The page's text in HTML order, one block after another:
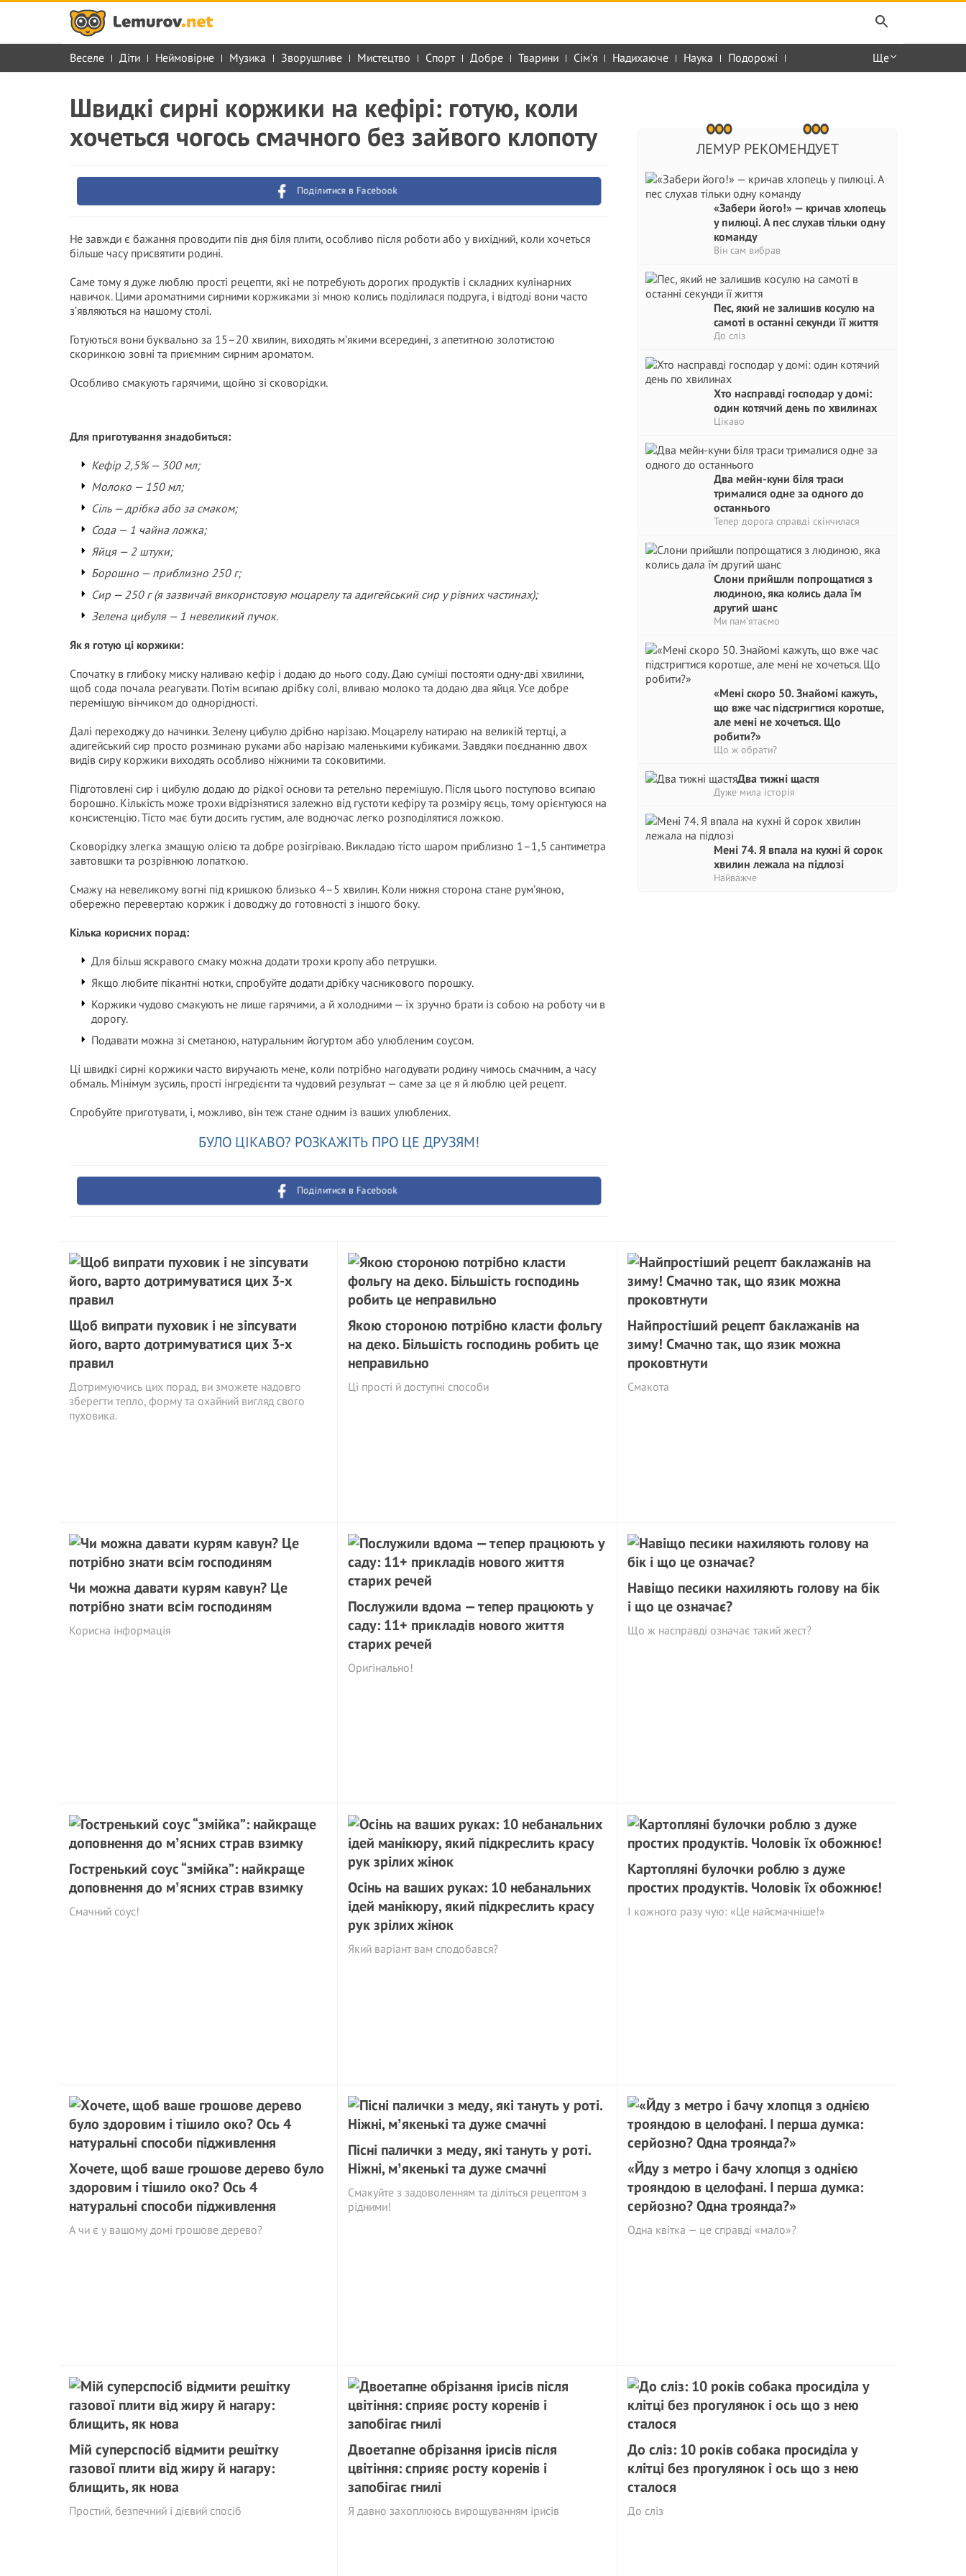
Веселе Діти Неймовірне Музика Зворушливе Мистецтво Спорт Добре Тварини Сім'я Надихаюче Наука Подорожі Ще
ЛЕМУР РЕКОМЕНДУЕТ
«Забери його!» — кричав хлопець
у пилюці. А пес слухав тільки одну
команду
Він сам вибрав
Пес, який не залишив косулю на
самоті в останні секунди її життя
До сліз
Хто насправді господар у домі:
один котячий день по хвилинах
Цікаво
Два мейн-куни біля траси
трималися одне за одного до
останнього
Тепер дорога справді скінчилася
Слони прийшли попрощатися з
людиною, яка колись дала їм
другий шанс
Ми пам’ятаємо
«Мені скоро 50. Знайомі кажуть,
що вже час підстригтися коротше,
але мені не хочеться. Що
робити?»
Що ж обрати?
Два тижні щастя
Дуже мила історія
Мені 74. Я впала на кухні й сорок
хвилин лежала на підлозі
Найважче
Швидкі сирні коржики на кефірі: готую, коли
хочеться чогось смачного без зайвого клопоту
Поділитися в Facebook
Не завжди є бажання проводити пів дня біля плити, особливо після роботи або у вихідний, коли хочеться
більше часу присвятити родині.
Саме тому я дуже люблю прості рецепти, які не потребують дорогих продуктів і складних кулінарних
навичок. Цими ароматними сирними коржиками зі мною колись поділилася подруга, і відтоді вони часто
з’являються на нашому столі.
Готуються вони буквально за 15–20 хвилин, виходять м’якими всередині, з апетитною золотистою
скоринкою зовні та приємним сирним ароматом.
Особливо смакують гарячими, щойно зі сковорідки.
Для приготування знадобиться:
Кефір 2,5% — 300 мл;
Молоко — 150 мл;
Сіль — дрібка або за смаком;
Сода — 1 чайна ложка;
Яйця — 2 штуки;
Борошно — приблизно 250 г;
Сир — 250 г (я зазвичай використовую моцарелу та адигейський сир у рівних частинах);
Зелена цибуля — 1 невеликий пучок.
Як я готую ці коржики:
Спочатку в глибоку миску наливаю кефір і додаю до нього соду. Даю суміші постояти одну-дві хвилини,
щоб сода почала реагувати. Потім всипаю дрібку солі, вливаю молоко та додаю два яйця. Усе добре
перемішую вінчиком до однорідності.
Далі переходжу до начинки. Зелену цибулю дрібно нарізаю. Моцарелу натираю на великій тертці, а
адигейський сир просто розминаю руками або нарізаю маленькими кубиками. Завдяки поєднанню двох
видів сиру коржики виходять особливо ніжними та соковитими.
Підготовлені сир і цибулю додаю до рідкої основи та ретельно перемішую. Після цього поступово всипаю
борошно. Кількість може трохи відрізнятися залежно від густоти кефіру та розміру яєць, тому орієнтуюся на
консистенцію. Тісто має бути досить густим, але водночас легко розподілятися ложкою.
Сковорідку злегка змащую олією та добре розігріваю. Викладаю тісто шаром приблизно 1–1,5 сантиметра
завтовшки та розрівнюю лопаткою.
Смажу на невеликому вогні під кришкою близько 4–5 хвилин. Коли нижня сторона стане рум’яною,
обережно перевертаю коржик і доводжу до готовності з іншого боку.
Кілька корисних порад:
Для більш яскравого смаку можна додати трохи кропу або петрушки.
Якщо любите пікантні нотки, спробуйте додати дрібку часникового порошку.
Коржики чудово смакують не лише гарячими, а й холодними — їх зручно брати із собою на роботу чи в
дорогу.
Подавати можна зі сметаною, натуральним йогуртом або улюбленим соусом.
Ці швидкі сирні коржики часто виручають мене, коли потрібно нагодувати родину чимось смачним, а часу
обмаль. Мінімум зусиль, прості інгредієнти та чудовий результат — саме за це я й люблю цей рецепт.
Спробуйте приготувати, і, можливо, він теж стане одним із ваших улюблених.
БУЛО ЦІКАВО? РОЗКАЖІТЬ ПРО ЦЕ ДРУЗЯМ!
Поділитися в Facebook
Щоб випрати пуховик і не зіпсувати
його, варто дотримуватися цих 3-х
правил
Дотримуючись цих порад, ви зможете надовго
зберегти тепло, форму та охайний вигляд свого
пуховика.
Якою стороною потрібно класти фольгу
на деко. Більшість господинь робить це
неправильно
Ці прості й доступні способи
Найпростіший рецепт баклажанів на
зиму! Смачно так, що язик можна
проковтнути
Смакота
Чи можна давати курям кавун? Це
потрібно знати всім господиням
Корисна інформація
Послужили вдома — тепер працюють у
саду: 11+ прикладів нового життя
старих речей
Оригінально!
Навіщо песики нахиляють голову на бік
і що це означає?
Що ж насправді означає такий жест?
Гостренький соус “змійка”: найкраще
доповнення до мʼясних страв взимку
Смачний соус!
Осінь на ваших руках: 10 небанальних
ідей манікюру, який підкреслить красу
рук зрілих жінок
Який варіант вам сподобався?
Картопляні булочки роблю з дуже
простих продуктів. Чоловік їх обожнює!
І кожного разу чую: «Це найсмачніше!»
Хочете, щоб ваше грошове дерево було
здоровим і тішило око? Ось 4
натуральні способи підживлення
А чи є у вашому домі грошове дерево?
Пісні палички з меду, які тануть у роті.
Ніжні, мʼякенькі та дуже смачні
Смакуйте з задоволенням та діліться рецептом з
рідними!
«Йду з метро і бачу хлопця з однією
трояндою в целофані. І перша думка:
серйозно? Одна троянда?»
Одна квітка — це справді «мало»?
Мій суперспосіб відмити решітку
газової плити від жиру й нагару:
блищить, як нова
Простий, безпечний і дієвий спосіб
Двоетапне обрізання ірисів після
цвітіння: сприяє росту коренів і
запобігає гнилі
Я давно захоплююсь вирощуванням ірисів
До сліз: 10 років собака просиділа у
клітці без прогулянок і ось що з нею
сталося
До сліз